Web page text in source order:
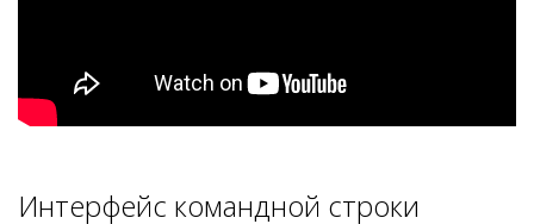
Интерфейс командной строки